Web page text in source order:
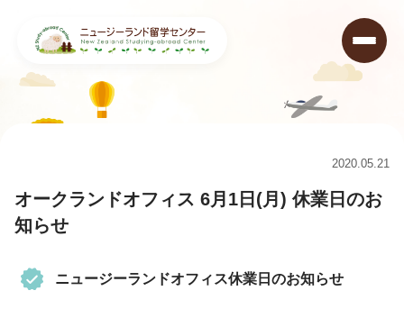
2020.05.21
オークランドオフィス 6月1日(月) 休業日のお
知らせ
ニュージーランドオフィス休業日のお知らせ